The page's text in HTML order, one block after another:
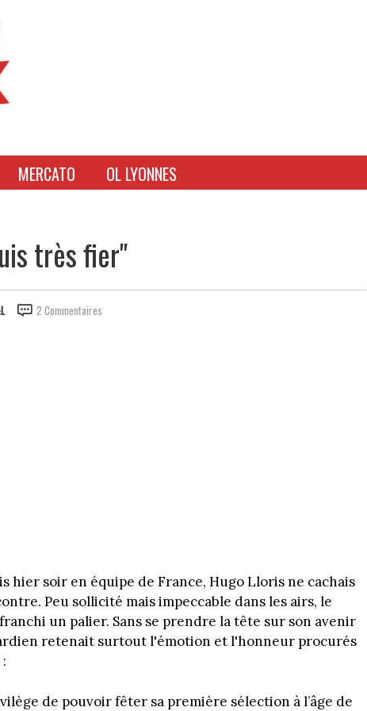
MERCATO OL LYONNES
très fier"
2 Commentaires
hier soir en équipe de France, Hugo Lloris ne cachais
Peu sollicité mais impeccable dans les airs, le
un palier. Sans se prendre la tête sur son avenir
retenait surtout l'émotion et l'honneur procurés
de pouvoir fêter sa première sélection à l’âge de